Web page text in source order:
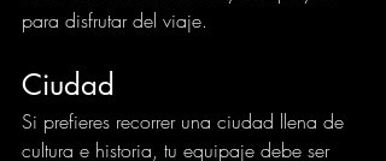
para disfrutar del viaje.
Ciudad
Si prefieres recorrer una ciudad llena de
cultura e historia, tu equipaje debe ser